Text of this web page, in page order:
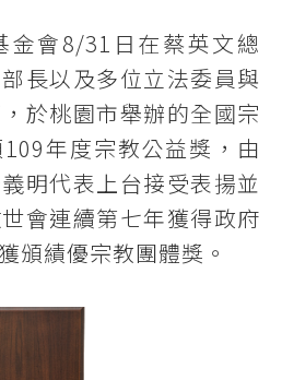
金會8/31日在蔡英文總
長以及多位立法委員與
於桃園市舉辦的全國宗
年度宗教公益獎，由
明代表上台接受表揚並
會連續第七年獲得政府
頒績優宗教團體獎。